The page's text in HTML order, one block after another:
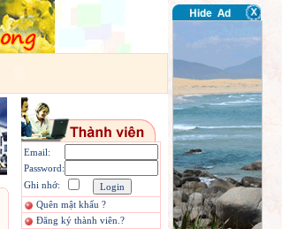
Email:
Password:
Ghi nhớ:
Quên mật khẩu ?
Đăng ký thành viên.?